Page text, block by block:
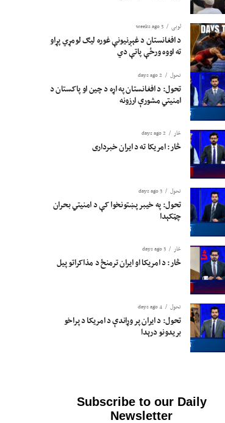
لوبی 3 weeks ago
د افغانستان د غېږنیونې غوره لیګ لومړي پړاو
ته اووه ورځې پاتې دي
تحول 2 days ago
تحول: د افغانستان په اړه د چین او پاکستان د
امنیتي مشورې ارزونه
څار 2 days ago
څار: امریکا ته د ایران خبرداری
تحول 3 days ago
تحول: په خیبر پښتونخوا کې د امنیتي بحران
چټکېدا
څار 3 days ago
څار: د امریکا او ایران ترمنځ د مذاکراتو پیل
تحول 4 days ago
تحول: د ایران پر وړاندې د امریکا د پراخو
بریدونو درېدا
Subscribe to our Daily
Newsletter